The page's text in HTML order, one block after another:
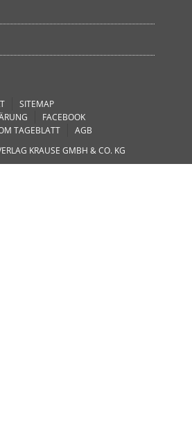
SITEMAP
FACEBOOK
TAGEBLATT
AGB
KRAUSE GMBH & CO. KG